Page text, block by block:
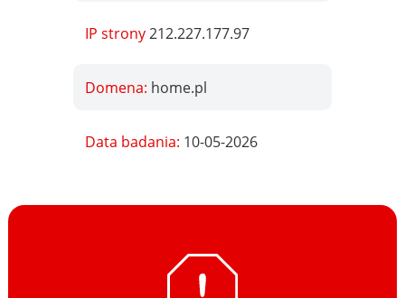
IP strony212.227.177.97
Domena: home.pl
Data badania: 10-05-2026